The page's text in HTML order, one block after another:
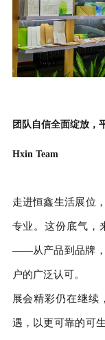
团队自信全面绽放，
Hxin Team
走进恒鑫生活展位
专业。这份底气，
——从产品到品牌，
户的广泛认可。
展会精彩仍在继续
遇，以更可靠的可